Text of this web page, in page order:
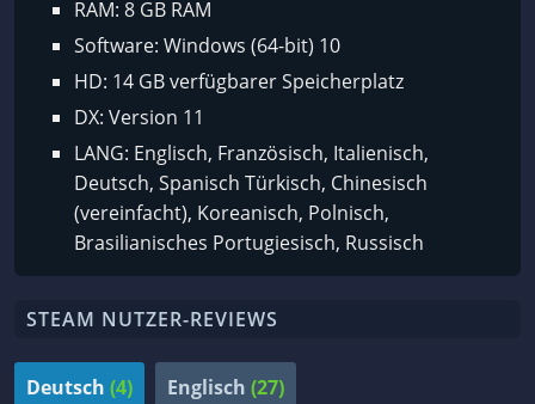
RAM: 8 GB RAM
Software: Windows (64-bit) 10
HD: 14 GB verfügbarer Speicherplatz
DX: Version 11
LANG: Englisch, Französisch, Italienisch,
Deutsch, Spanisch Türkisch, Chinesisch
(vereinfacht), Koreanisch, Polnisch,
Brasilianisches Portugiesisch, Russisch
STEAM NUTZER-REVIEWS
Deutsch (4) Englisch (27)